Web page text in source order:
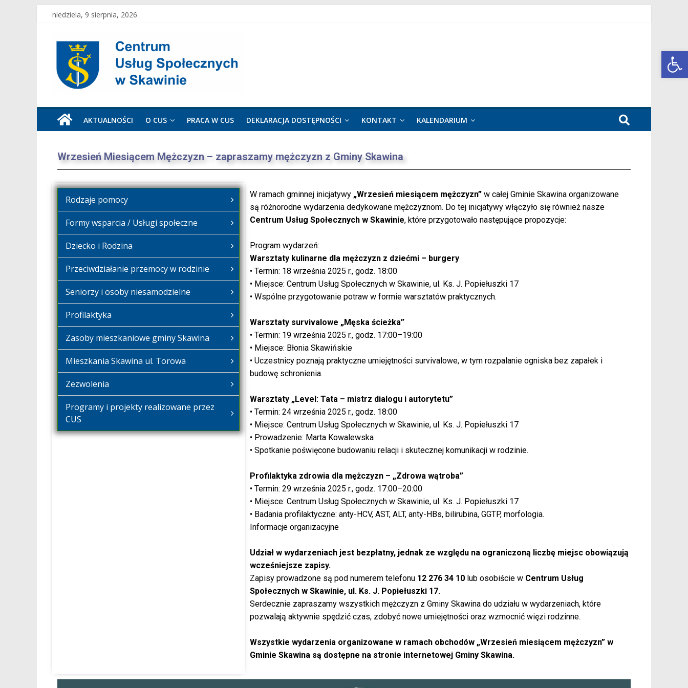
Open toolbar
niedziela, 9 sierpnia, 2026
AKTUALNOŚCI O CUS PRACA W CUS DEKLARACJA DOSTĘPNOŚCI KONTAKT KALENDARIUM
Wrzesień Miesiącem Mężczyzn – zapraszamy mężczyzn z Gminy Skawina
Rodzaje pomocy
Formy wsparcia / Usługi społeczne
Dziecko i Rodzina
Przeciwdziałanie przemocy w rodzinie
Seniorzy i osoby niesamodzielne
Profilaktyka
Zasoby mieszkaniowe gminy Skawina
Mieszkania Skawina ul. Torowa
Zezwolenia
Programy i projekty realizowane przez
CUS
W ramach gminnej inicjatywy „Wrzesień miesiącem mężczyzn” w całej Gminie Skawina organizowane
są różnorodne wydarzenia dedykowane mężczyznom. Do tej inicjatywy włączyło się również nasze
Centrum Usług Społecznych w Skawinie, które przygotowało następujące propozycje:
Program wydarzeń:
Warsztaty kulinarne dla mężczyzn z dziećmi – burgery
• Termin: 18 września 2025 r., godz. 18:00
• Miejsce: Centrum Usług Społecznych w Skawinie, ul. Ks. J. Popiełuszki 17
• Wspólne przygotowanie potraw w formie warsztatów praktycznych.
Warsztaty survivalowe „Męska ścieżka”
• Termin: 19 września 2025 r., godz. 17:00–19:00
• Miejsce: Błonia Skawińskie
• Uczestnicy poznają praktyczne umiejętności survivalowe, w tym rozpalanie ogniska bez zapałek i
budowę schronienia.
Warsztaty „Level: Tata – mistrz dialogu i autorytetu”
• Termin: 24 września 2025 r., godz. 18:00
• Miejsce: Centrum Usług Społecznych w Skawinie, ul. Ks. J. Popiełuszki 17
• Prowadzenie: Marta Kowalewska
• Spotkanie poświęcone budowaniu relacji i skutecznej komunikacji w rodzinie.
Profilaktyka zdrowia dla mężczyzn – „Zdrowa wątroba”
• Termin: 29 września 2025 r., godz. 17:00–20:00
• Miejsce: Centrum Usług Społecznych w Skawinie, ul. Ks. J. Popiełuszki 17
• Badania profilaktyczne: anty-HCV, AST, ALT, anty-HBs, bilirubina, GGTP, morfologia.
Informacje organizacyjne
Udział w wydarzeniach jest bezpłatny, jednak ze względu na ograniczoną liczbę miejsc obowiązują
wcześniejsze zapisy.
Zapisy prowadzone są pod numerem telefonu 12 276 34 10 lub osobiście w Centrum Usług
Społecznych w Skawinie, ul. Ks. J. Popiełuszki 17.
Serdecznie zapraszamy wszystkich mężczyzn z Gminy Skawina do udziału w wydarzeniach, które
pozwalają aktywnie spędzić czas, zdobyć nowe umiejętności oraz wzmocnić więzi rodzinne.
Wszystkie wydarzenia organizowane w ramach obchodów „Wrzesień miesiącem mężczyzn” w
Gminie Skawina są dostępne na stronie internetowej Gminy Skawina.